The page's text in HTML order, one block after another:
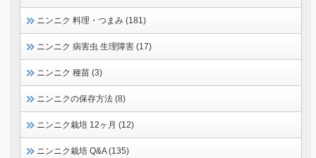
ニンニク 料理・つまみ (181)
ニンニク 病害虫 生理障害 (17)
ニンニク 種苗 (3)
ニンニクの保存方法 (8)
ニンニク栽培 12ヶ月 (12)
ニンニク栽培 Q&A (135)